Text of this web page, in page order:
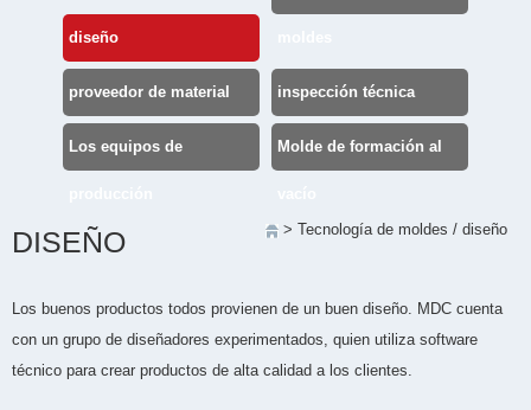
diseño
proveedor de material inspección técnica
Los equipos de Molde de formación al
DISEÑO > Tecnología de moldes / diseño
Los buenos productos todos provienen de un buen diseño. MDC cuenta
con un grupo de diseñadores experimentados, quien utiliza software
técnico para crear productos de alta calidad a los clientes.